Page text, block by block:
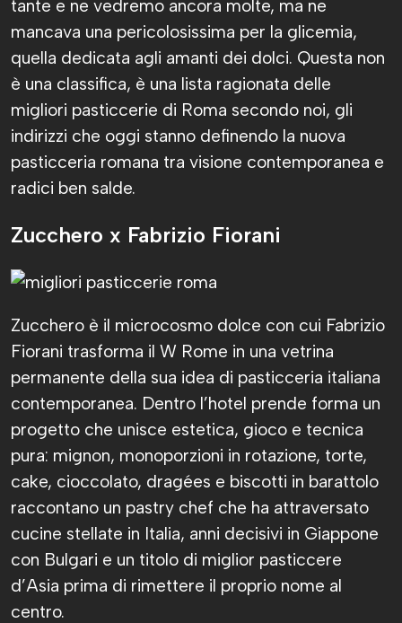
tante e ne vedremo ancora molte, ma ne
mancava una pericolosissima per la glicemia,
quella dedicata agli amanti dei dolci. Questa non
è una classifica, è una lista ragionata delle
migliori pasticcerie di Roma secondo noi, gli
indirizzi che oggi stanno definendo la nuova
pasticceria romana tra visione contemporanea e
radici ben salde.
Zucchero x Fabrizio Fiorani
Zucchero è il microcosmo dolce con cui Fabrizio
Fiorani trasforma il W Rome in una vetrina
permanente della sua idea di pasticceria italiana
contemporanea. Dentro l’hotel prende forma un
progetto che unisce estetica, gioco e tecnica
pura: mignon, monoporzioni in rotazione, torte,
cake, cioccolato, dragées e biscotti in barattolo
raccontano un pastry chef che ha attraversato
cucine stellate in Italia, anni decisivi in Giappone
con Bulgari e un titolo di miglior pasticcere
d’Asia prima di rimettere il proprio nome al
centro.